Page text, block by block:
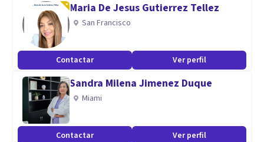
Maria De Jesus Gutierrez Tellez
San Francisco
Contactar Ver perfil
Sandra Milena Jimenez Duque
Miami
Contactar Ver perfil